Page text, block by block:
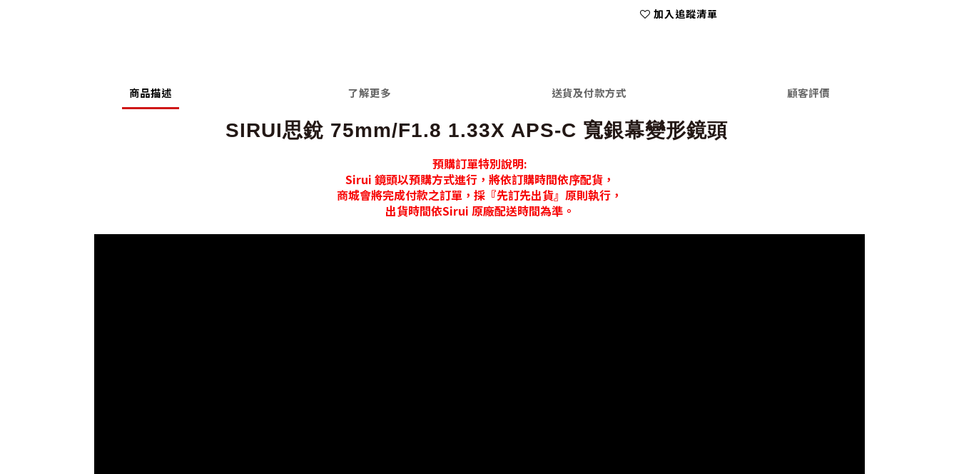
加入追蹤清單
商品描述 了解更多 送貨及付款方式 顧客評價
SIRUI思銳 75mm/F1.8 1.33X APS-C 寬銀幕變形鏡頭
預購訂單特別說明:
Sirui 鏡頭以預購方式進行，將依訂購時間依序配貨，
商城會將完成付款之訂單，採『先訂先出貨』原則執行，
出貨時間依Sirui 原廠配送時間為準。